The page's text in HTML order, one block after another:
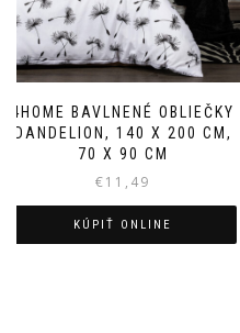
4HOME BAVLNENÉ OBLIEČKY
DANDELION, 140 X 200 CM,
70 X 90 CM
€11,49
KÚPIŤ ONLINE